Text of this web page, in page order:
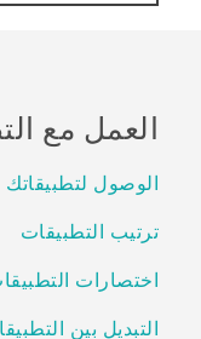
VIVERSE
البرامج + التطبيقات
الدعم
أجهزة HTC والملحقات
العمل مع
الوصول لتطبيقاتك
ترتيب التطبيقات
اختصارات
التبديل بين